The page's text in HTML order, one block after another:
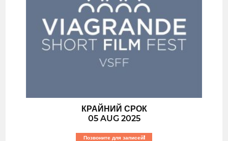
КРАЙНИЙ СРОК
05 AUG 2025
Позвоните для записей!